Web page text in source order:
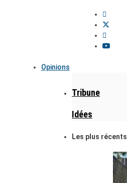
Opinions
Tribune
Idées
Les plus récents